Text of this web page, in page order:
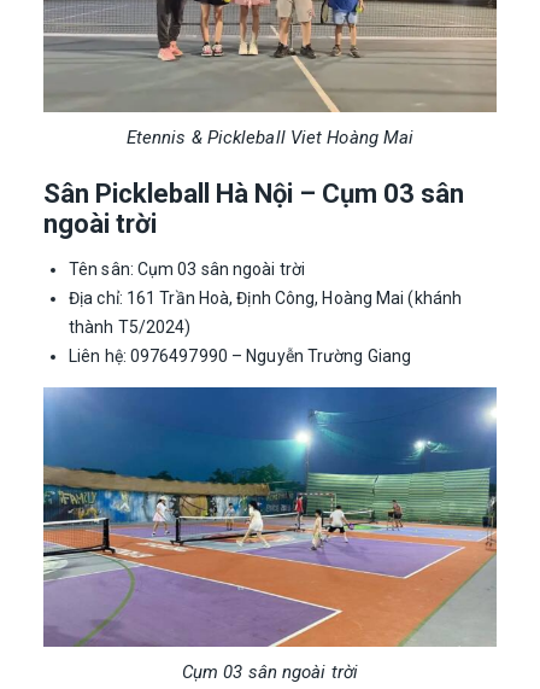
Etennis & Pickleball Viet Hoàng Mai
Sân Pickleball Hà Nội – Cụm 03 sân
ngoài trời
Tên sân: Cụm 03 sân ngoài trời
Địa chỉ: 161 Trần Hoà, Định Công, Hoàng Mai (khánh
thành T5/2024)
Liên hệ: 0976497990 – Nguyễn Trường Giang
Cụm 03 sân ngoài trời